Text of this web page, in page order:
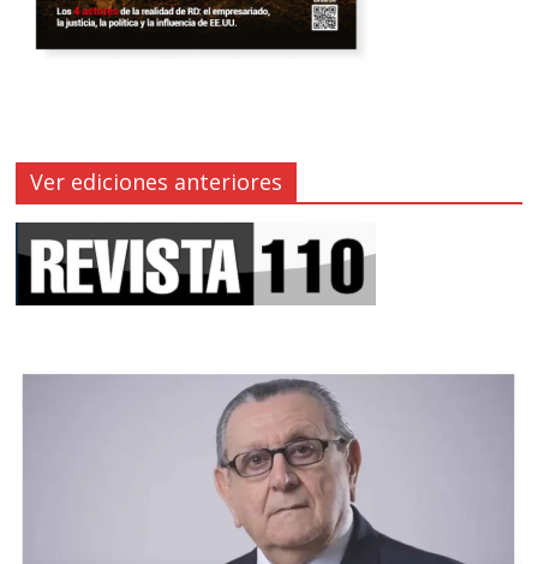
Ver ediciones anteriores